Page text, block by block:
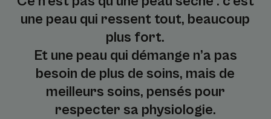
une peau qui ressent tout, beaucoup
plus fort.
Et une peau qui démange n’a pas
besoin de plus de soins, mais de
meilleurs soins, pensés pour
respecter sa physiologie.